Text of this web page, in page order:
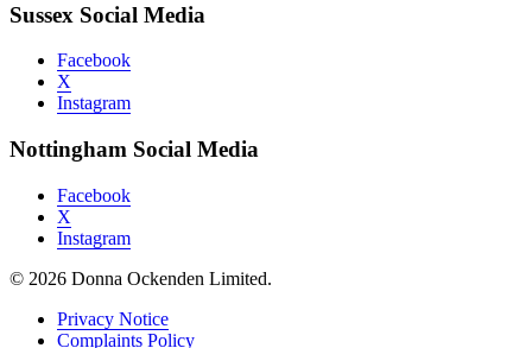
Sussex Social Media
Facebook
X
Instagram
Nottingham Social Media
Facebook
X
Instagram
© 2026 Donna Ockenden Limited.
Privacy Notice
Complaints Policy